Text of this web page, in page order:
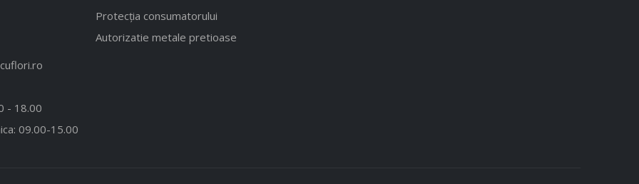
- 18.00
09.00-15.00
Protecția consumatorului
Autorizatie metale pretioase